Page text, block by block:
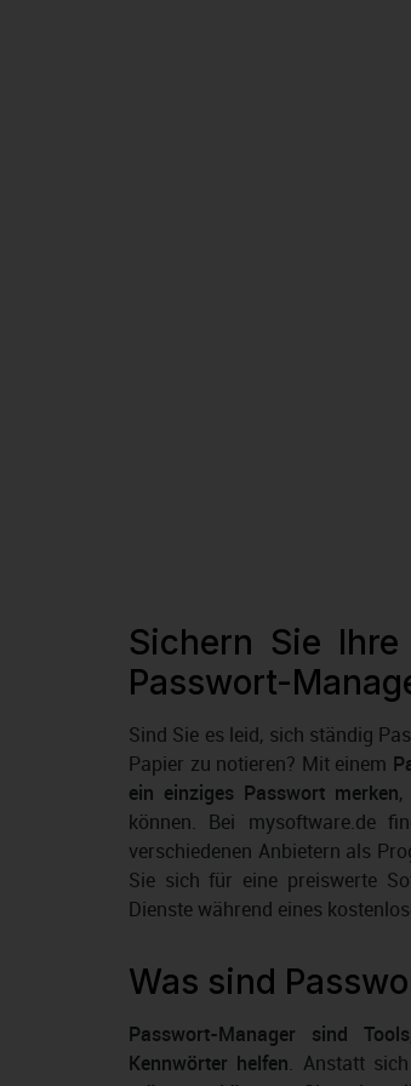
Sichern Sie
Passwort-
Sind Sie es leid, sich ständig
Papier zu notieren? Mit einem
ein einziges Passwort merken,
können. Bei mysoftware.de
verschiedenen Anbietern als
Sie sich für eine preiswerte
Dienste während eines
Was sind
Passwort-Manager sind
Kennwörter helfen. Anstatt